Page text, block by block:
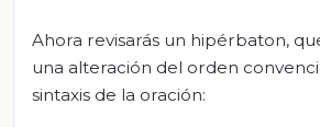
Ahora revisarás un hipérbaton,
una alteración del orden
sintaxis de la oración: